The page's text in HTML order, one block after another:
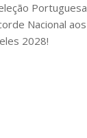
Nacional
2028!